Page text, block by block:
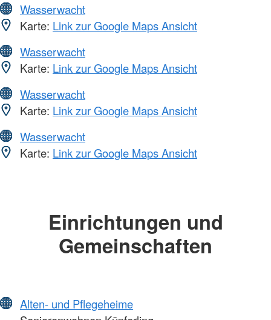
Wasserwacht
Karte: Link zur Google Maps Ansicht
Wasserwacht
Karte: Link zur Google Maps Ansicht
Wasserwacht
Karte: Link zur Google Maps Ansicht
Wasserwacht
Karte: Link zur Google Maps Ansicht
Einrichtungen und
Gemeinschaften
Alten- und Pflegeheime